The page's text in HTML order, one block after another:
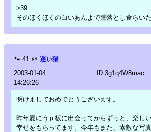
>39
そのほくほくの白いあんよで踵落とし食らい
🐾 41 ＠ 迷い猫
2003-01-04
14:26:26
ID:3g1q4W8mac
明けましておめでとうございます。
昨年夏にうｐ板に出会ってからずっと、楽し
幸せをもらってます。今年もまた、素敵な写